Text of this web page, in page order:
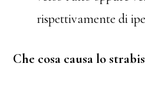
rispettivamente di
Che cosa causa lo